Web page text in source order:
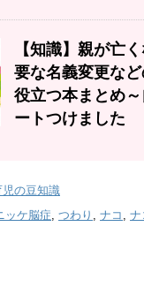
【知識】親が亡
要な名義変更など
役立つ本まとめ
ートつけました
児の豆知識
ッケ脳症 つわり ナコ
ナ